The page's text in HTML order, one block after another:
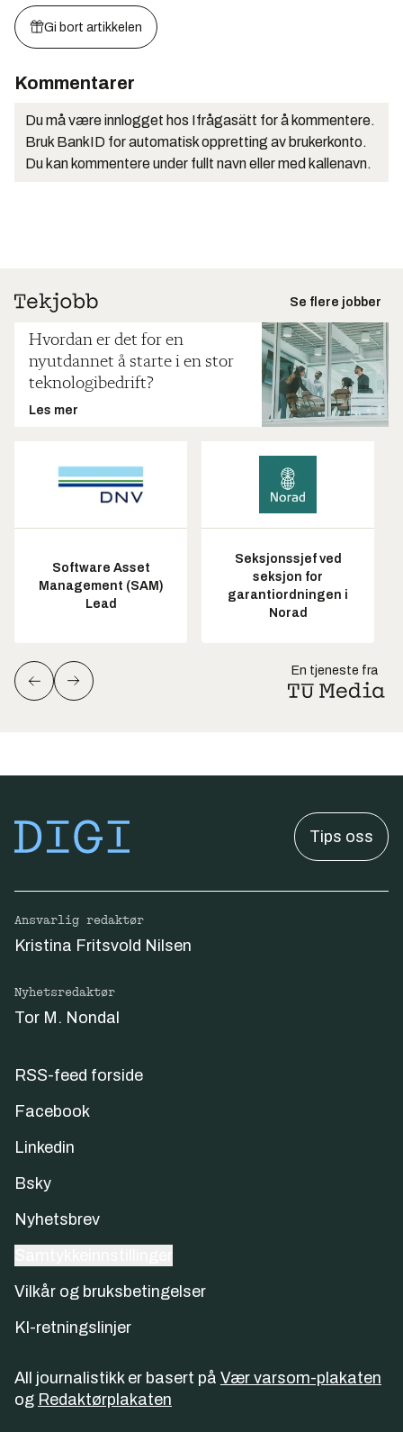
Gi bort artikkelen
Kommentarer
Du må være innlogget hos Ifrågasätt for å kommentere.
Bruk BankID for automatisk oppretting av brukerkonto.
Du kan kommentere under fullt navn eller med kallenavn.
Se flere jobber
Hvordan er det for en
nyutdannet å starte i en stor
teknologibedrift?
Les mer
Software Asset
Management (SAM)
Lead
Seksjonssjef ved
seksjon for
garantiordningen i
Norad
En tjeneste fra
Tips oss
Ansvarlig redaktør
Kristina Fritsvold Nilsen
Nyhetsredaktør
Tor M. Nondal
RSS-feed forside
Facebook
Linkedin
Bsky
Nyhetsbrev
Vilkår og bruksbetingelser
KI-retningslinjer
All journalistikk er basert på Vær varsom-plakaten
og Redaktørplakaten